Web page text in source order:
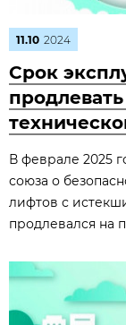
11.10 2024
Срок
В феврале 2025
союза о
лифтов с
продлевался на